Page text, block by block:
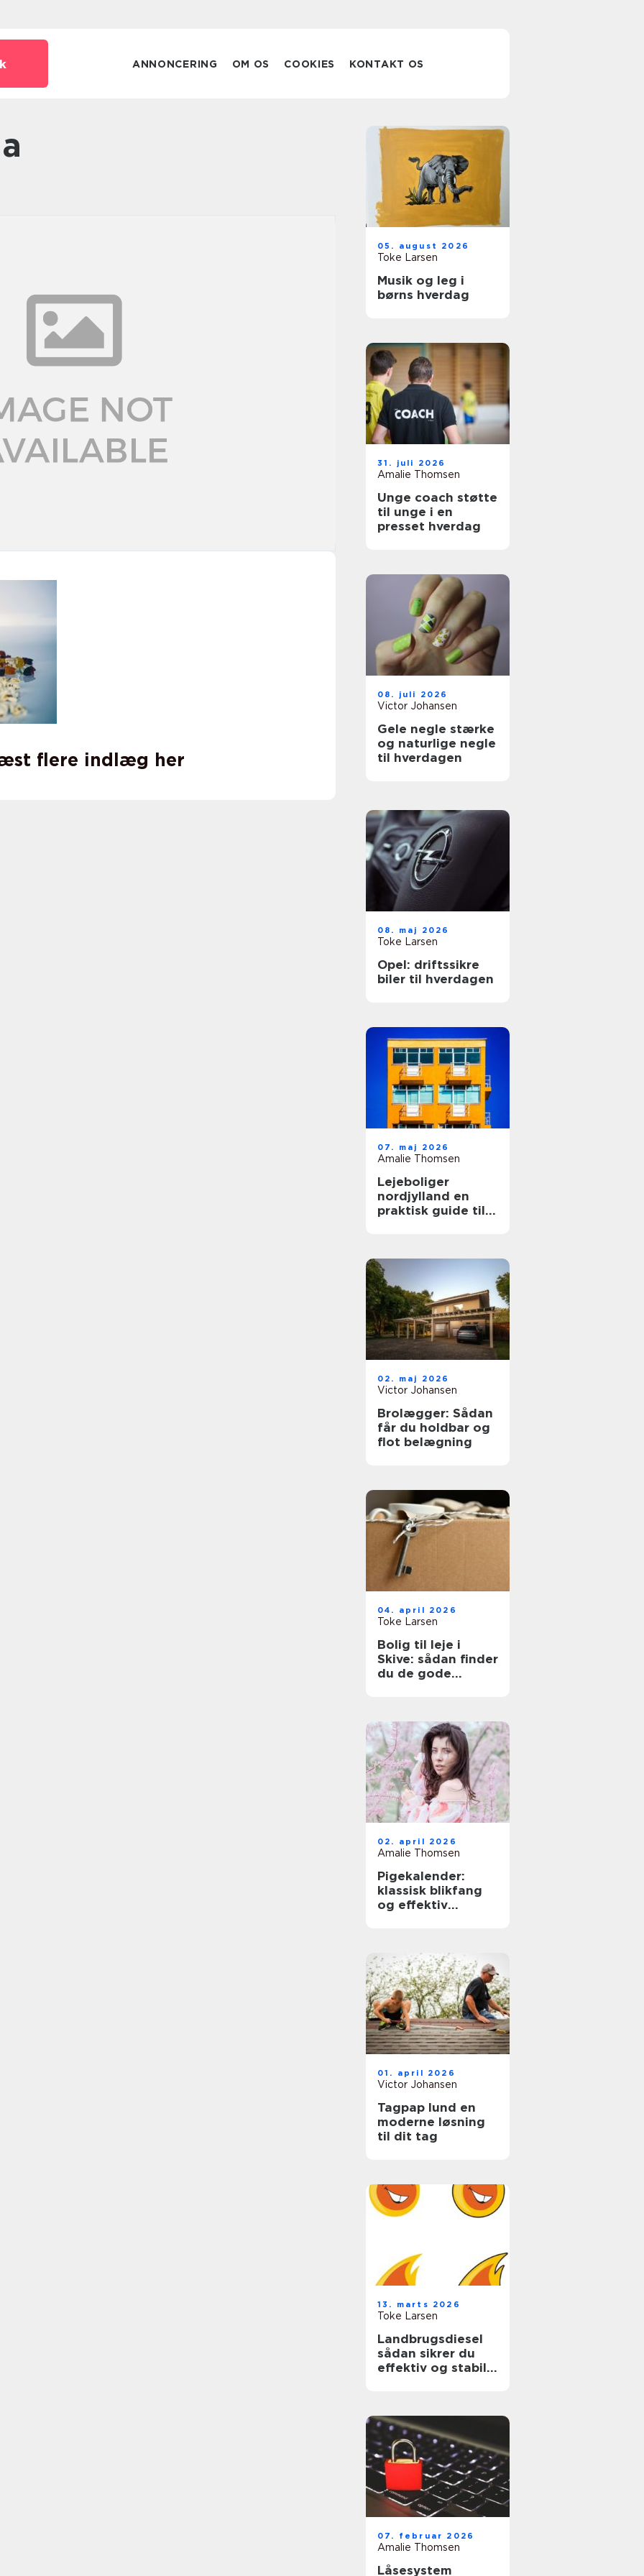
ANNONCERING OM OS COOKIES KONTAKT OS
flere indlæg her
05. august 2026
Toke Larsen
Musik og leg i
børns hverdag
31. juli 2026
Amalie Thomsen
Unge coach støtte
til unge i en
presset hverdag
08. juli 2026
Victor Johansen
Gele negle stærke
og naturlige negle
til hverdagen
08. maj 2026
Toke Larsen
Opel: driftssikre
biler til hverdagen
07. maj 2026
Amalie Thomsen
Lejeboliger
nordjylland en
praktisk guide til
02. maj 2026
Victor Johansen
Brolægger: Sådan
får du holdbar og
flot belægning
04. april 2026
Toke Larsen
Bolig til leje i
Skive: sådan finder
du de gode
02. april 2026
Amalie Thomsen
Pigekalender:
klassisk blikfang
og effektiv
01. april 2026
Victor Johansen
Tagpap lund en
moderne løsning
til dit tag
13. marts 2026
Toke Larsen
Landbrugsdiesel
sådan sikrer du
effektiv og stabil
07. februar 2026
Amalie Thomsen
Låsesystem